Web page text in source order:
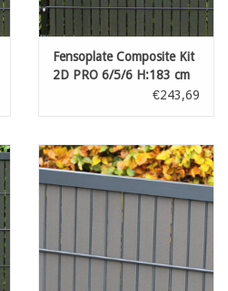
Fensoplate Composite Kit
2D PRO 6/5/6 H:183 cm
€243,69